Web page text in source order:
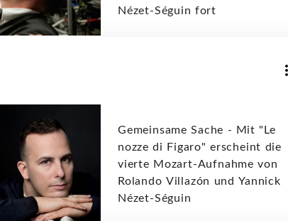
Nézet-Séguin fort
Gemeinsame Sache - Mit "Le
nozze di Figaro" erscheint die
vierte Mozart-Aufnahme von
Rolando Villazón und Yannick
Nézet-Séguin